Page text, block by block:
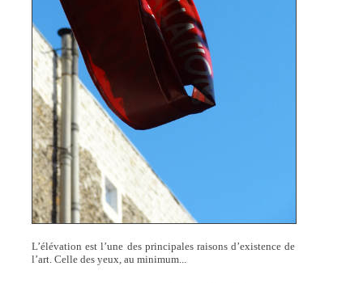
L’élévation est l’une des principales raisons d’existence de
l’art. Celle des yeux, au minimum...